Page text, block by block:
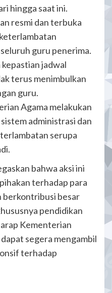
hingga saat ini.
resmi dan terbuka
guru penerima.
jadwal
terus menimbulkan
guru.
Agama melakukan
administrasi dan
serupa
bahwa aksi ini
terhadap para
berkontribusi besar
pendidikan
Kementerian
segera mengambil
terhadap